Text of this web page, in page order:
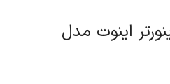
اینوت مدل